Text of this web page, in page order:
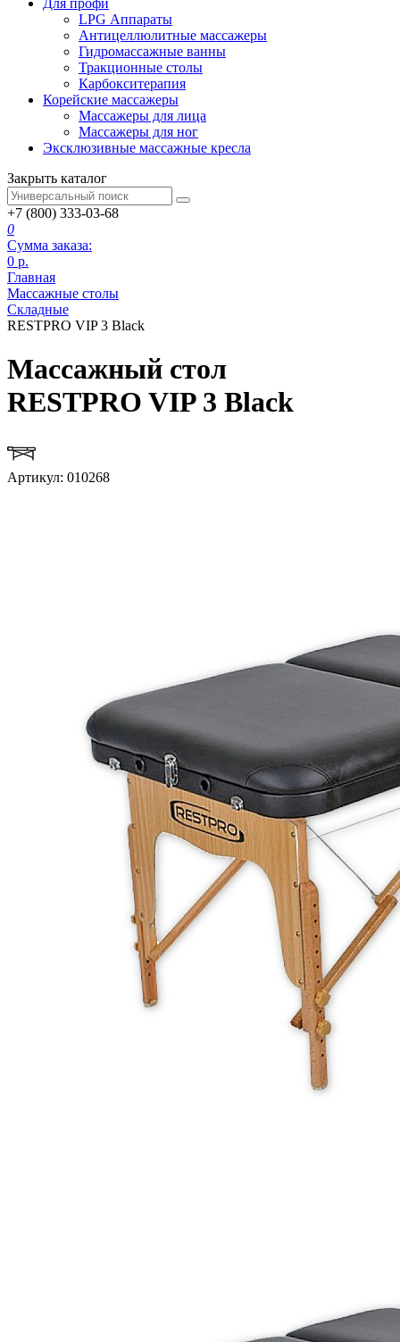
LPG Аппараты
Антицеллюлитные массажеры
Гидромассажные ванны
Тракционные столы
Карбокситерапия
Корейские массажеры
Массажеры для лица
Массажеры для ног
Эксклюзивные массажные кресла
Закрыть каталог
+7 (800) 333-03-68
0
Сумма заказа:
0 р.
Главная
Массажные столы
Складные
RESTPRO VIP 3 Black
Массажный стол
RESTPRO VIP 3 Black
Артикул: 010268